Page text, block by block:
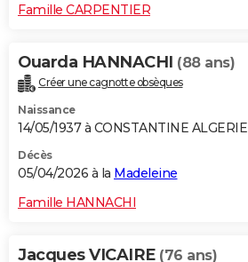
Famille CARPENTIER
Ouarda HANNACHI (88 ans)
Créer une cagnotte obsèques
Naissance
14/05/1937 à CONSTANTINE ALGERIE
Décès
05/04/2026 à la Madeleine
Famille HANNACHI
Jacques VICAIRE (76 ans)